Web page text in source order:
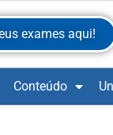
exames aqui!
Conteúdo